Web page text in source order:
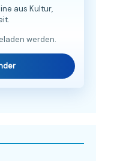
aus Kultur,
werden.